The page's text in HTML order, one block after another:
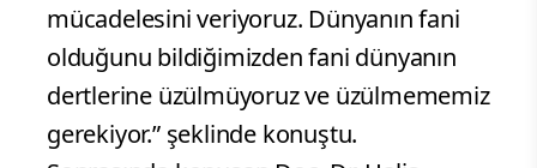
mücadelesini veriyoruz. Dünyanın fani
olduğunu bildiğimizden fani dünyanın
dertlerine üzülmüyoruz ve üzülmememiz
gerekiyor.” şeklinde konuştu.